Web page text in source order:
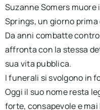
Suzanne Somers muore
Springs, un giorno prima
Da anni combatte
affronta con la stessa
sua vita pubblica.
I funerali si svolgono in
Oggi il suo nome resta
forte, consapevole e mai